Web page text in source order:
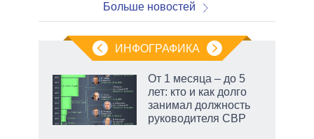
Больше новостей
ИНФОГРАФИКА
От 1 месяца – до 5
лет: кто и как долго
занимал должность
руководителя СВР